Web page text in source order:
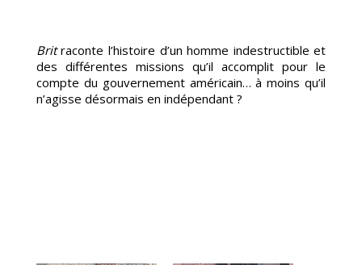
Britraconte l’histoire d’un homme indestructible et
des différentes missions qu’il accomplit pour le
compte du gouvernement américain… à moins qu’il
n’agisse désormais en indépendant ?